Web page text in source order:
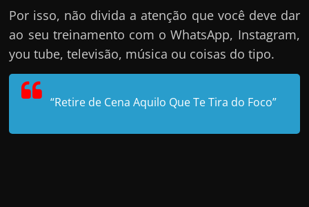
Por isso, não divida a atenção que você deve dar
ao seu treinamento com o WhatsApp, Instagram,
you tube, televisão, música ou coisas do tipo.
“Retire de Cena Aquilo Que Te Tira do Foco”